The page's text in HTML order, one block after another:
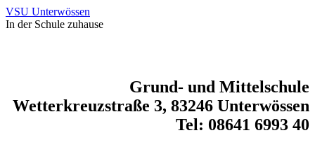
VSU Unterwössen
In der Schule zuhause
Grund- und Mittelschule
Wetterkreuzstraße 3, 83246 Unterwössen
Tel: 08641 6993 40